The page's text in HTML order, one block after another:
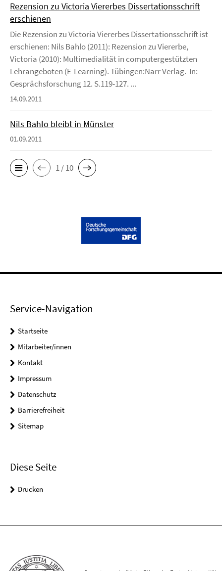
Rezension zu Victoria Viererbes Dissertationsschrift
erschienen
Die Rezension zu Victoria Viererbes Dissertationsschrift ist
erschienen: Nils Bahlo (2011): Rezension zu Viererbe,
Victoria (2010): Multimedialität in computergestützten
Lehrangeboten (E-Learning). Tübingen:Narr Verlag. In:
Gesprächsforschung 12. S.119-127. ...
14.09.2011
Nils Bahlo bleibt in Münster
01.09.2011
1 / 10
Service-Navigation
Startseite
Mitarbeiter/innen
Kontakt
Impressum
Datenschutz
Barrierefreiheit
Sitemap
Diese Seite
Drucken